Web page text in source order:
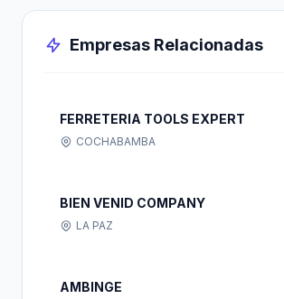
Empresas Relacionadas
FERRETERIA TOOLS EXPERT
COCHABAMBA
BIEN VENID COMPANY
LA PAZ
AMBINGE